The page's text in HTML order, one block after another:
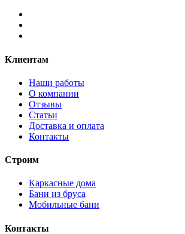
Клиентам
Наши работы
О компании
Отзывы
Статьи
Доставка и оплата
Контакты
Строим
Каркасные дома
Бани из бруса
Мобильные бани
Контакты